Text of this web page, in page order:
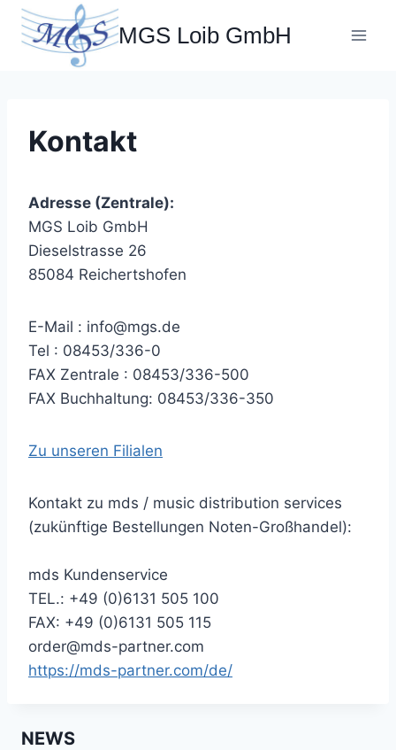
Zum
Inhalt
springen
MGS Loib GmbH
Kontakt
Adresse (Zentrale):
MGS Loib GmbH
Dieselstrasse 26
85084 Reichertshofen
E-Mail : info@mgs.de
Tel : 08453/336-0
FAX Zentrale : 08453/336-500
FAX Buchhaltung: 08453/336-350
Zu unseren Filialen
Kontakt zu mds / music distribution services
(zukünftige Bestellungen Noten-Großhandel):
mds Kundenservice
TEL.: +49 (0)6131 505 100
FAX: +49 (0)6131 505 115
order@mds-partner.com
https://mds-partner.com/de/
NEWS